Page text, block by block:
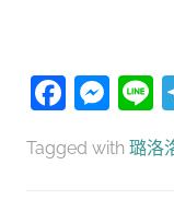
Tagged with 璐洛